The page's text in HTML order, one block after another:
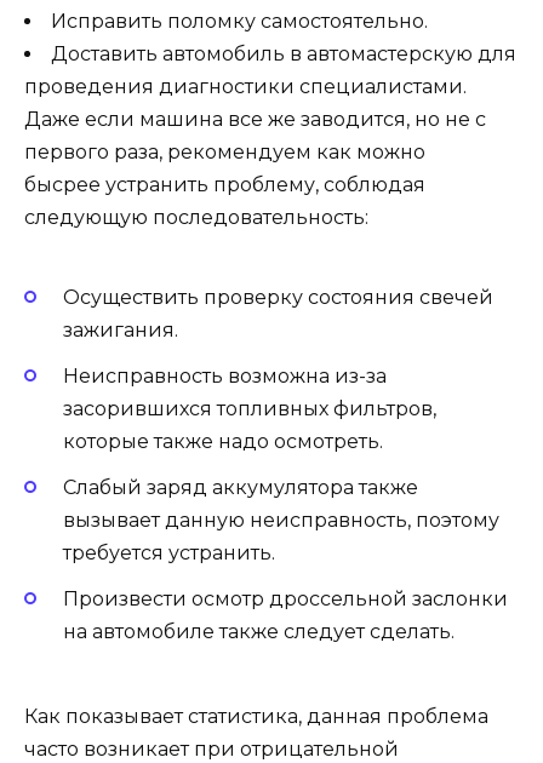
Исправить поломку самостоятельно.
Доставить автомобиль в автомастерскую для
проведения диагностики специалистами.
Даже если машина все же заводится, но не с
первого раза, рекомендуем как можно
бысрее устранить проблему, соблюдая
следующую последовательность:
Осуществить проверку состояния свечей
зажигания.
Неисправность возможна из-за
засорившихся топливных фильтров,
которые также надо осмотреть.
Слабый заряд аккумулятора также
вызывает данную неисправность, поэтому
требуется устранить.
Произвести осмотр дроссельной заслонки
на автомобиле также следует сделать.
Как показывает статистика, данная проблема
часто возникает при отрицательной